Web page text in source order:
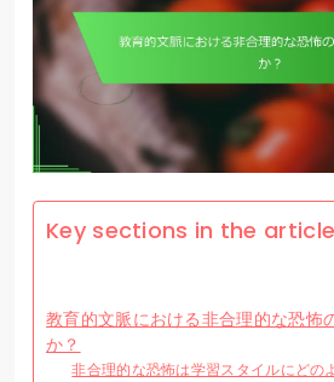
Key sections in the
教育的文脈における非合理的な恐怖
か？
非合理的な恐怖は学習スタイルにどの